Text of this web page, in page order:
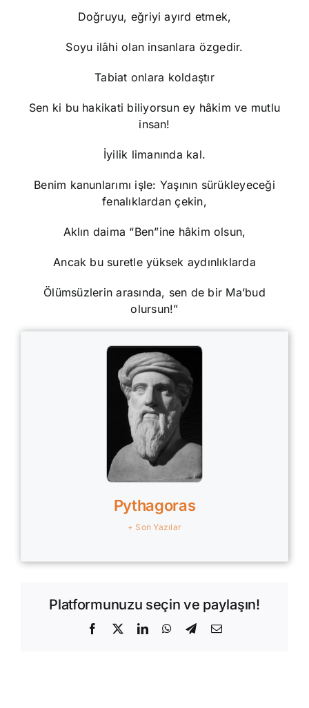
Doğruyu, eğriyi ayırd etmek,
Soyu ilâhi olan insanlara özgedir.
Tabiat onlara koldaştır
Sen ki bu hakikati biliyorsun ey hâkim ve mutlu
insan!
İyilik limanında kal.
Benim kanunlarımı işle: Yaşının sürükleyeceği
fenalıklardan çekin,
Aklın daima “Ben”ine hâkim olsun,
Ancak bu suretle yüksek aydınlıklarda
Ölümsüzlerin arasında, sen de bir Ma’bud
olursun!”
Pythagoras
+ Son Yazılar
Platformunuzu seçin ve paylaşın!
Facebook
X LinkedInWhatsApp
Telegram
E-